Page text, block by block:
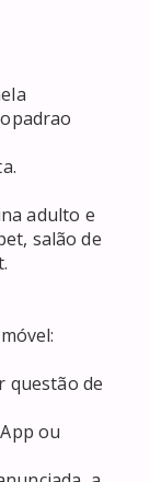
salão de